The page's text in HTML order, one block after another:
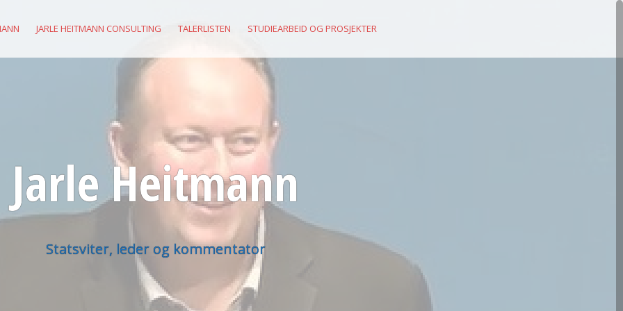
JARLE HEITMANN CONSULTING TALERLISTEN STUDIEARBEID OG PROSJEKTER
Jarle Heitmann
Statsviter, leder og kommentator